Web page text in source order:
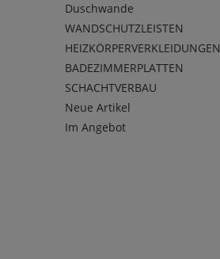
Duschwande
WANDSCHUTZLEISTEN
HEIZKÖRPERVERKLEIDUNGEN
BADEZIMMERPLATTEN
SCHACHTVERBAU
Neue Artikel
Im Angebot